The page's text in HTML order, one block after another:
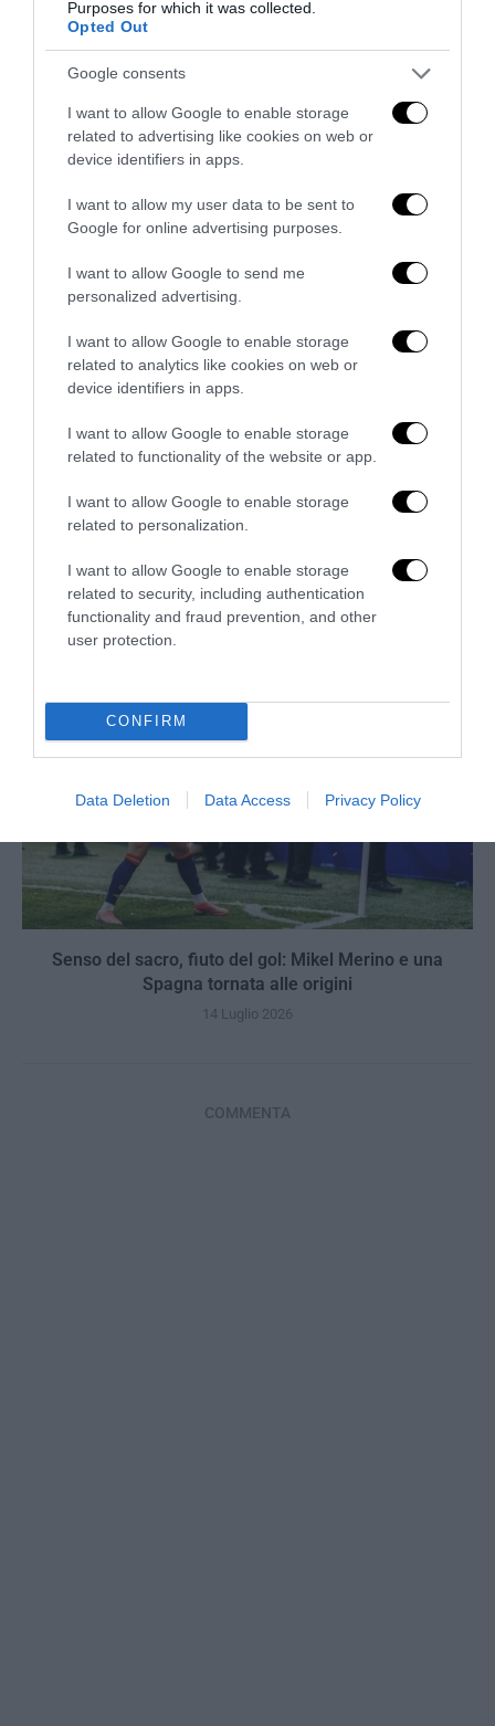
Purposes for which it was collected.
Opted Out
Google consents
I want to allow Google to enable storage
related to advertising like cookies on web or
device identifiers in apps.
I want to allow my user data to be sent to
Google for online advertising purposes.
I want to allow Google to send me
personalized advertising.
I want to allow Google to enable storage
related to analytics like cookies on web or
device identifiers in apps.
I want to allow Google to enable storage
related to functionality of the website or app.
I want to allow Google to enable storage
related to personalization.
I want to allow Google to enable storage
related to security, including authentication
functionality and fraud prevention, and other
user protection.
CONFIRM
Data Deletion Data Access Privacy Policy
Berlino 2006, una notte da campioni del mondo
18 Luglio 2026
Inghilterra-Argentina, molto più di una partita
15 Luglio 2026
Senso del sacro, fiuto del gol: Mikel Merino e una
Spagna tornata alle origini
14 Luglio 2026
COMMENTA